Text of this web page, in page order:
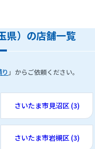
県）の店舗一覧
」からご依頼ください。
さいたま市見沼区 (3)
さいたま市岩槻区 (3)